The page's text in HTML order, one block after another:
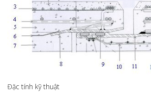
Đặc tính kỹ thuật